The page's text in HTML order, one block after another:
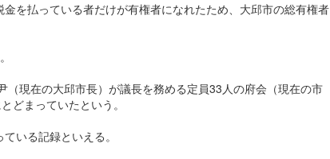
を払っている者だけが有権者になれたため、大邱市の総有権者
現在の大邱市長）が議長を務める定員33人の府会（現在の市
どまっていたという。
いる記録といえる。